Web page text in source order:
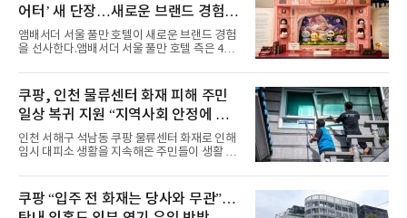
월요일과 화요일에는 한 주의 문을 여는 여유로
운 식사를 테마로 다양한 혜택이 마련된다. 런치
이용 시 성인 5인 이상 사전 예약 고객에게 성인
1인 무료 혜택을 제공하며, 디너 이용 시에는 성
유료 회원 고객을 대상으로 5% 추가 할인 또는
바우처 1매 추가
어터’ 새 단장…새로운 브랜드 경험 선
사
앰배서더 서울 풀만 호텔이 새로운 브랜드 경험
을 선사한다.앰배서더 서울 풀만 호텔 측은 4일
이야기를 담은 인형 극장 콘셉트의 공간 ‘앰버드
시어터(Ambird Theater)’를 새롭게 선보인
다”고 밝혔다.앰배서더 서울 풀만 호텔은 로비
한편에 마련된 앰버드 존을 통해 앰버드의 세계
관을 소개해왔다. 앰버드 존은 앰버드가 우주여
행 중 수집한 다양한 굿즈를 전시한 '앰버드 플래
닛(Ambird Planet)과 계절별 플라워 연출로 사
라 극장을 모티브로 한 데코레이션으로 구성됐
다. 무대 공간 및 티켓 박스
쿠팡, 인천 물류센터 화재 피해 주민
일상 복귀 지원 “지역사회 안정에 총
력”
인천 서해구 석남동 쿠팡 물류센터 화재로 인해
임시 대피소 생활을 지속해온 주민들이 생활 터
필먼트서비스(CFS)가 지난 28일부터 화재 피해
주민을 대상으로 전문 출장 청소서비스 지원에
나섬으로써 본격적인 지역사회 복구 작업이 시
쿠팡 “입주 전 화재는 당사와 무관”…